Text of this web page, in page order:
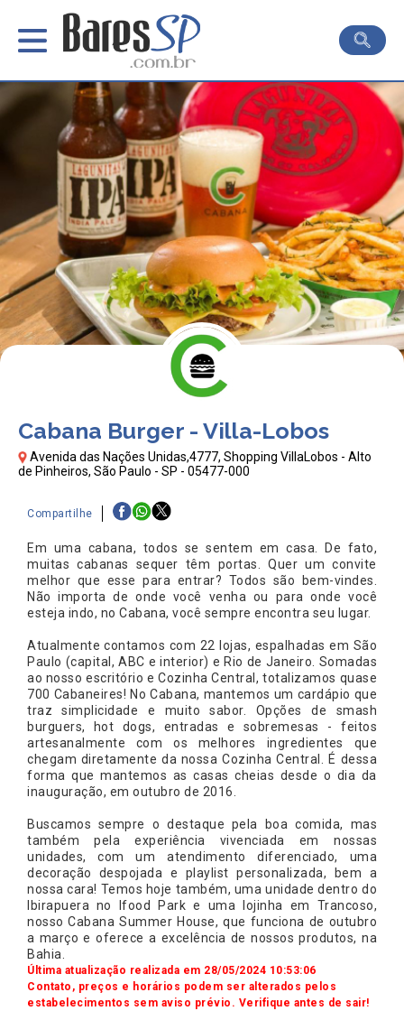
Cabana Burger - Villa-Lobos
Avenida das Nações Unidas,4777, Shopping VillaLobos - Alto
de Pinheiros, São Paulo - SP - 05477-000
Compartilhe
Em uma cabana, todos se sentem em casa. De fato,
muitas cabanas sequer têm portas. Quer um convite
melhor que esse para entrar? Todos são bem-vindes.
Não importa de onde você venha ou para onde você
esteja indo, no Cabana, você sempre encontra seu lugar.
Atualmente contamos com 22 lojas, espalhadas em São
Paulo (capital, ABC e interior) e Rio de Janeiro. Somadas
ao nosso escritório e Cozinha Central, totalizamos quase
700 Cabaneires! No Cabana, mantemos um cardápio que
traz simplicidade e muito sabor. Opções de smash
burguers, hot dogs, entradas e sobremesas - feitos
artesanalmente com os melhores ingredientes que
chegam diretamente da nossa Cozinha Central. É dessa
forma que mantemos as casas cheias desde o dia da
inauguração, em outubro de 2016.
Buscamos sempre o destaque pela boa comida, mas
também pela experiência vivenciada em nossas
unidades, com um atendimento diferenciado, uma
decoração despojada e playlist personalizada, bem a
nossa cara! Temos hoje também, uma unidade dentro do
Ibirapuera no Ifood Park e uma lojinha em Trancoso,
nosso Cabana Summer House, que funciona de outubro
a março e oferece a excelência de nossos produtos, na
Bahia.
Última atualização realizada em 28/05/2024 10:53:06
Contato, preços e horários podem ser alterados pelos
estabelecimentos sem aviso prévio. Verifique antes de sair!